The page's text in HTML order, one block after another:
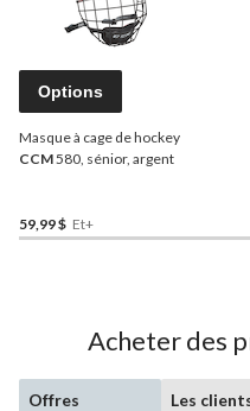
Options
Masque à cage de hockey
CCM580, sénior, argent
59,99 $ Et+
Acheter des
Offres
Les